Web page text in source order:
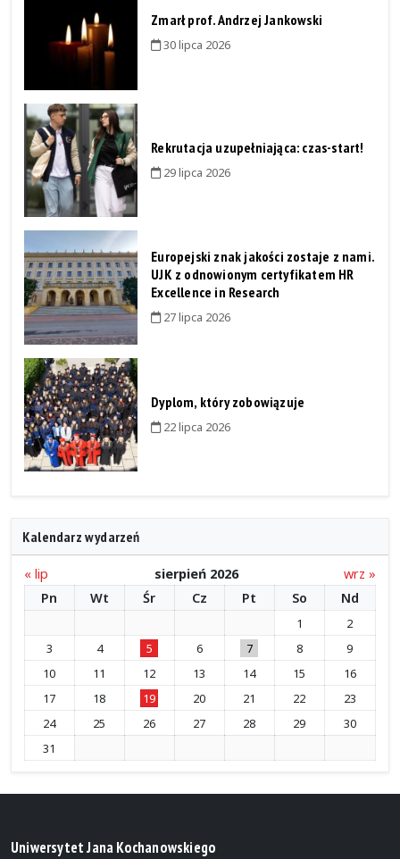
Zmarł prof. Andrzej Jankowski
30 lipca 2026
Rekrutacja uzupełniająca: czas-start!
29 lipca 2026
Europejski znak jakości zostaje z nami.
UJK z odnowionym certyfikatem HR
Excellence in Research
27 lipca 2026
Dyplom, który zobowiązuje
22 lipca 2026
Kalendarz wydarzeń
« lip sierpień 2026
wrz »
Pn
Wt Śr Cz Pt So Nd
1
2
3
4 5 6 7 8
9
10
11 12 13 14 15
16
17
18 19 20 21 22
23
24
25 26 27 28 29
30
31
Uniwersytet Jana Kochanowskiego